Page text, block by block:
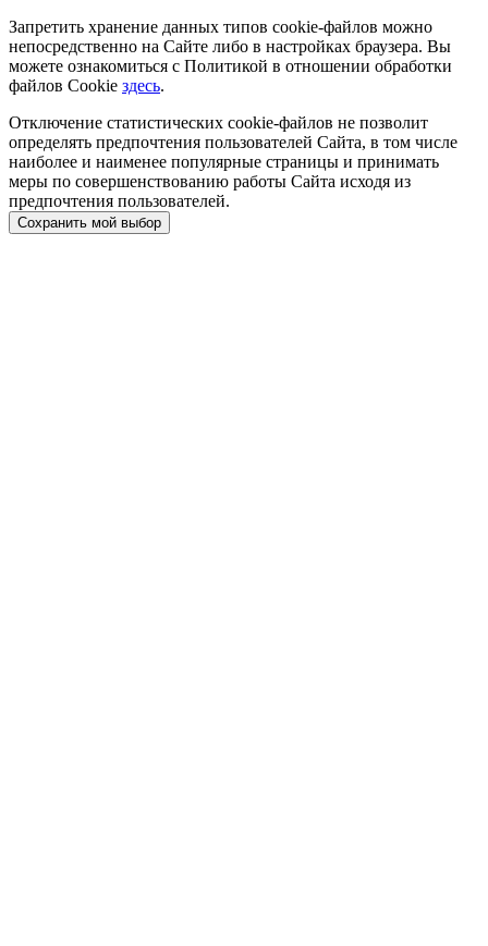
Запретить хранение данных типов cookie-файлов можно
непосредственно на Сайте либо в настройках браузера. Вы
можете ознакомиться с Политикой в отношении обработки
файлов Cookie здесь.
Отключение статистических cookie-файлов не позволит
определять предпочтения пользователей Сайта, в том числе
наиболее и наименее популярные страницы и принимать
меры по совершенствованию работы Сайта исходя из
предпочтения пользователей.
Сохранить мой выбор